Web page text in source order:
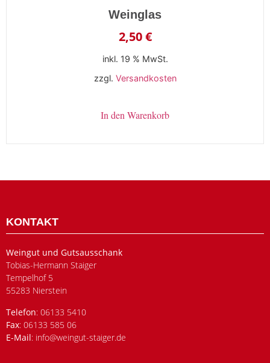
Weinglas
2,50€
inkl. 19 % MwSt.
zzgl. Versandkosten
In den Warenkorb
KONTAKT
Weingut und Gutsausschank
Tobias-Hermann Staiger
Tempelhof 5
55283 Nierstein
Telefon: 06133 5410
Fax: 06133 585 06
E-Mail: info@weingut-staiger.de